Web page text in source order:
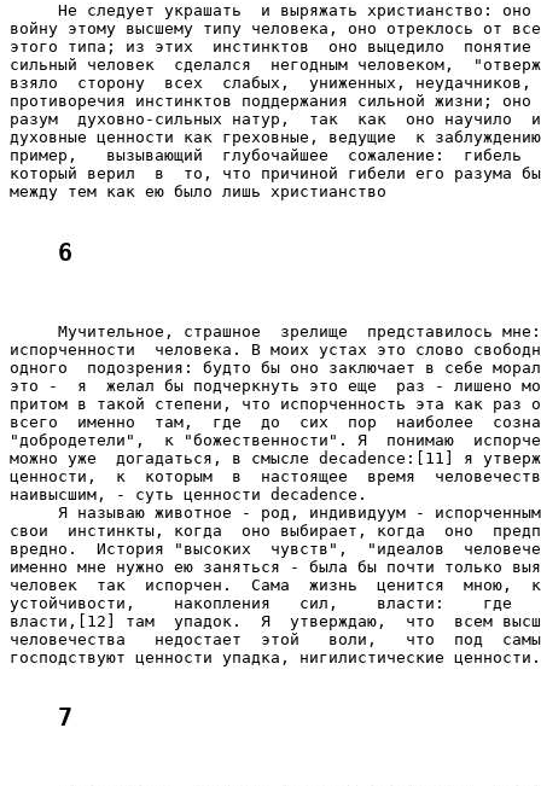
Не следует украшать  и выряжать христианство: оно
войну этому высшему типу человека, оно отреклось от
этого типа; из этих  инстинктов  оно выцедило
сильный человек  сделался  негодным человеком,
взяло  сторону  всех  слабых,  униженных, неудачников,
противоречия инстинктов поддержания сильной жизни;
разум  духовно-сильных натур,  так  как  оно научило
духовные ценности как греховные, ведущие  к
пример,   вызывающий  глубочайшее  сожаление:  гибель
который верил  в  то, что причиной гибели его разума
между тем как ею было лишь христианство
6
Мучительное, страшное  зрелище  представилось
испорченности  человека. В моих устах это слово
одного  подозрения: будто бы оно заключает в себе
это -  я  желал бы подчеркнуть это еще  раз - лишено
притом в такой степени, что испорченность эта как раз
всего  именно  там,  где  до  сих  пор  наиболее
"добродетели",  к "божественности". Я  понимаю
можно уже  догадаться, в смысле decadence:[11] я
ценности,  к  которым  в  настоящее  время
наивысшим, - суть ценности decadence.
Я называю животное - род, индивидуум -
свои  инстинкты, когда  оно выбирает, когда  оно
вредно.  История "высоких  чувств",  "идеалов
именно мне нужно ею заняться - была бы почти только
человек  так  испорчен.  Сама  жизнь  ценится  мною,
устойчивости,    накопления   сил,    власти:    где
власти,[12] там  упадок.  Я  утверждаю,  что  всем
человечества   недостает  этой   воли,   что  под
господствуют ценности упадка, нигилистические ценности.
7